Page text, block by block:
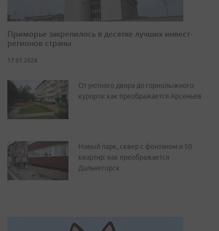
Приморье закрепилось в десятке лучших инвест-
регионов страны
17.07.2026
От уютного двора до горнолыжного
курорта: как преображается Арсеньев
Новый парк, сквер с фонтаном и 50
квартир: как преображается
Дальнегорск